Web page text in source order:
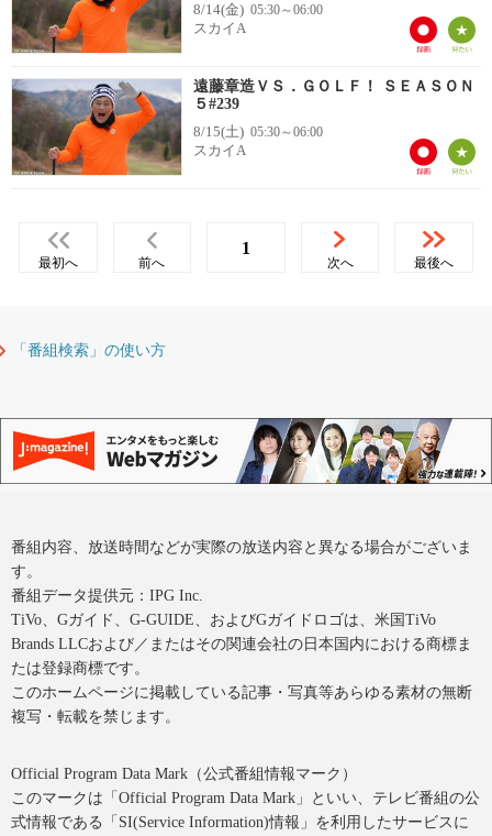
8/14(金) 05:30～06:00
スカイA
遠藤章造ＶＳ．ＧＯＬＦ！ ＳＥＡＳＯＮ
５#239
8/15(土) 05:30～06:00
スカイA
最初へ 前へ
1
次へ 最後へ
「番組検索」の使い方
番組内容、放送時間などが実際の放送内容と異なる場合がございま
す。
番組データ提供元：IPG Inc.
TiVo、Gガイド、G-GUIDE、およびGガイドロゴは、米国TiVo
Brands LLCおよび／またはその関連会社の日本国内における商標ま
たは登録商標です。
このホームページに掲載している記事・写真等あらゆる素材の無断
複写・転載を禁じます。
Official Program Data Mark（公式番組情報マーク）
このマークは「Official Program Data Mark」といい、テレビ番組の公
式情報である「SI(Service Information)情報」を利用したサービスに